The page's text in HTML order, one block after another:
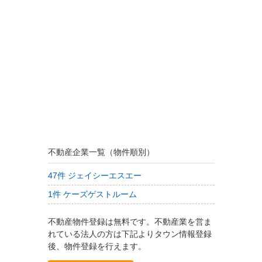
不動産企業一覧（物件順別）
47件 ジェイシーエスエー
1件 ケーズゲストルーム
不動産物件登録は無料です。不動産業を営ま
れている法人の方は下記よりタウン情報登録
後、物件登録を行えます。